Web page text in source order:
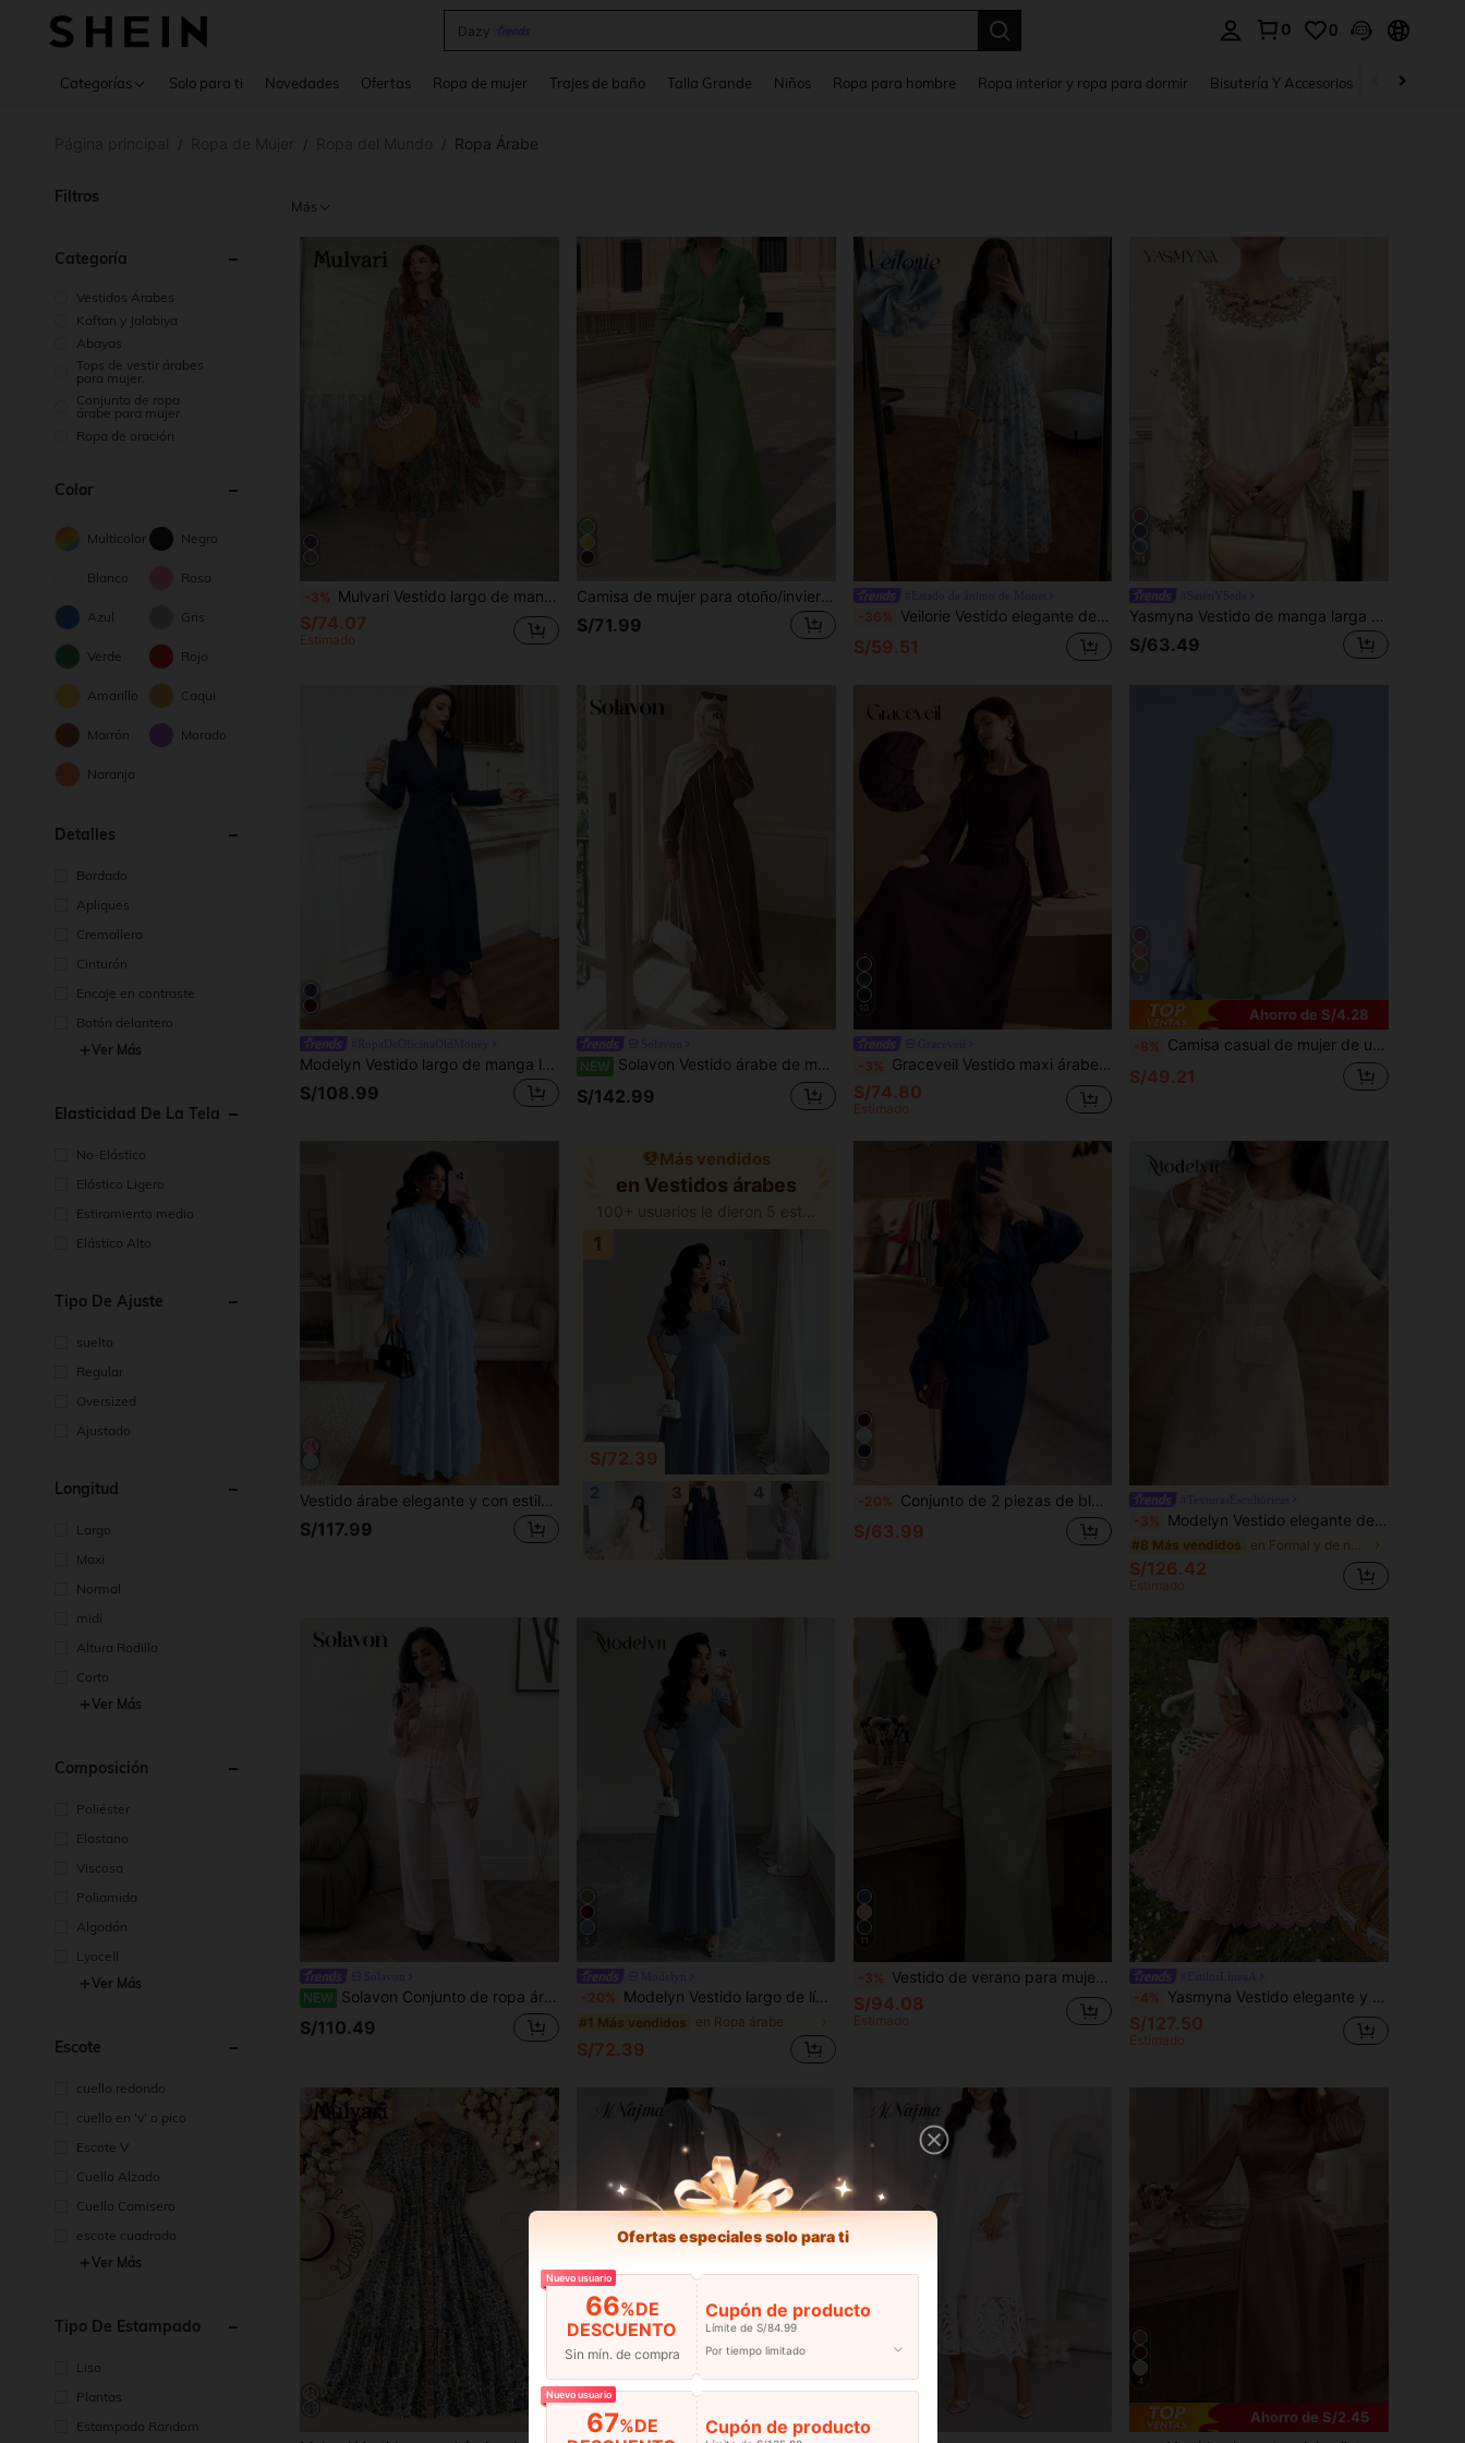
Dazy
0 0
Categorías Solo para ti Novedades Ofertas Ropa de mujer Trajes de baño Talla Grande Niños Ropa para hombre Ropa interior y ropa para dormir Bisutería Y Accesorios Zapatos
/ / / Ropa Árabe
Filtros
Categoría
Vestidos Árabes
Kaftan y Jalabiya
Abayas
Tops de vestir árabes
para mujer.
Conjunto de ropa
árabe para mujer.
Ropa de oración
Color
Multicolor Negro
Blanco Rosa
Azul Gris
Verde Rojo
Amarillo Caqui
Marrón Morado
Naranja
Detalles
Bordado
Apliques
Cremallera
Cinturón
Encaje en contraste
Botón delantero
Ver Más
Elasticidad De La Tela
No-Elástico
Elástico Ligero
Estiramiento medio
Elástico Alto
Tipo De Ajuste
suelto
Regular
Oversized
Ajustado
Longitud
Largo
Maxi
Normal
midi
Altura Rodilla
Corto
Ver Más
Composición
Poliéster
Elastano
Viscosa
Poliamida
Algodón
Lyocell
Ver Más
Escote
cuello redondo
cuello en 'v' o pico
Escote V
Cuello Alzado
Cuello Camisero
escote cuadrado
Ver Más
Tipo De Estampado
Liso
Plantas
Estampado Random
Más
-3% Mulvari Vestido largo de manga larga modesto con estampado floral y de cachemira, cuello de corbata y mangas abullonadas
S/74.07
Estimado
Camisa de mujer para otoño/invierno, atuendo para todas las estaciones, temporada de regreso a clases, Día del Maestro, atuendo para salidas de otoño
S/71.99 -36% Veilorie Vestido elegante de estilo árabe con estampado floral, cuello redondo, mangas acampanadas y cintura ceñida para mujer
S/59.51
Yasmyna Vestido de manga larga holgado de estilo árabe con decoración de aplicaciones y diseño de cruce para mujeres
S/63.49
Modelyn Vestido largo de manga larga, con escote cruzado, mangas abullonadas y cinturón, recatado
S/108.99
NEW Solavon Vestido árabe de mujer minimalista con cremallera, color contrastante, cordón y manga larga
S/142.99
10
-3% Graceveil Vestido maxi árabe de unicolor simple con cuello redondo y cordón, para primavera/otoño
S/74.80
Estimado
Ahorro de S/4.28
-8% Camisa casual de mujer de unicolor con mangas con puño y abotonadura sencilla, modesta para primavera, vacaciones y otoño
S/49.21
Vestido árabe elegante y con estilo para mujer, de color liso, de gasa tejida con bajo con volantes, para primavera y otoño
S/117.99
Más vendidos
en Vestidos árabes
S/72.39
-20% Conjunto de 2 piezas de blusa con cintura ceñida y volantes + falda larga, atuendo elegante y casual para otoño para mujer
S/63.99 -3% Modelyn Vestido elegante de línea A con cuello de tweed color albaricoque, manga larga, bolsillo falso y botones en la cintura para mujer
#8 Más vendidos
S/126.42
Estimado
NEW Solavon Conjunto de ropa árabe casual para uso diario con top de manga larga y pantalones de unicolor para mujer
S/110.49
-20% Modelyn Vestido largo de línea A con cuello cuadrado y cintura recogida, elegante y romántico para uso diario
#1 Más vendidos en Ropa árabe
S/72.39
11
-3% Vestido de verano para mujer, vestido de vacaciones, vestido elegante para fiestas, vestido para bodas y reuniones de otoño
S/94.08
Estimado
-4% Yasmyna Vestido elegante y romántico para vacaciones con cuello cuadrado francés, mangas abullonadas, color liso, textura bordada, patchwork, cintura hueca y efecto estilizante
S/127.50
Estimado
4
Ahorro de S/2.45
Ofertas especiales solo para ti
Nuevo usuario
66%DE
DESCUENTO
Sin mín. de compra
Cupón de producto
Límite de S/84.99
Por tiempo limitado
Nuevo usuario
67%DE
Cupón de producto